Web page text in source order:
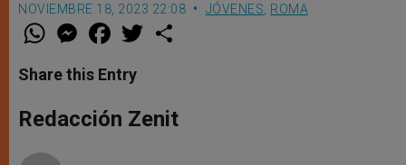
NOVIEMBRE 18, 2023 22:08 JÓVENES ROMA
W
t
s
p
p
M
e
s
e
g
e
F
a
e
b
o
k
w
r
Share this Entry
Redacción Zenit